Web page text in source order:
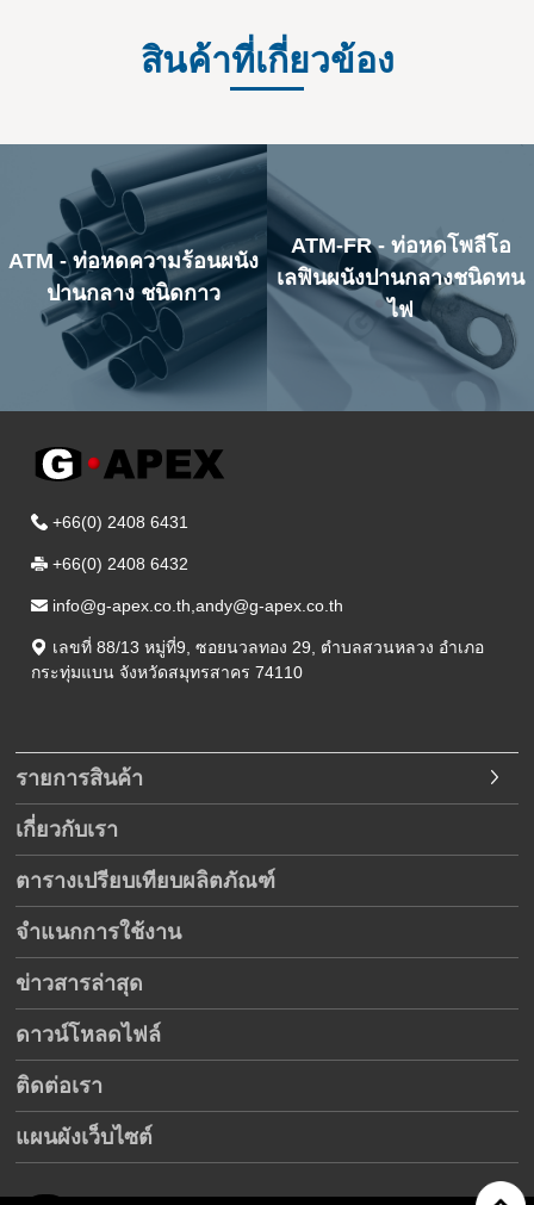
สินค้าที่เกี่ยวข้อง
ATM - ท่อหดความร้อนผนัง
ปานกลาง ชนิดกาว
ATM-FR - ท่อหดโพลีโอ
เลฟินผนังปานกลางชนิดทน
ไฟ
+66(0) 2408 6431
+66(0) 2408 6432
info@g-apex.co.th,andy@g-apex.co.th
เลขที่ 88/13 หมู่ที่9 ,ซอยนวลทอง 29
ตำบลสวนหลวง อำเภอ
กระทุ่มแบน จังหวัดสมุทรสาคร 74110
รายการสินค้า
เกี่ยวกับเรา
ตารางเปรียบเทียบผลิตภัณฑ์
จำแนกการใช้งาน
ข่าวสารล่าสุด
ดาวน์โหลดไฟล์
ติดต่อเรา
แผนผังเว็บไซต์